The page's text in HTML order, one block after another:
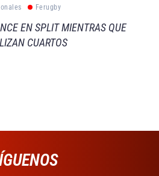
Ferugby
EN SPLIT MIENTRAS QUE
CUARTOS